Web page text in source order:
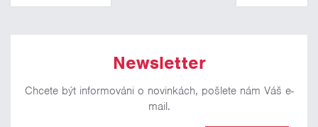
Newsletter
Chcete být informováni o novinkách, pošlete nám Váš e-
mail.